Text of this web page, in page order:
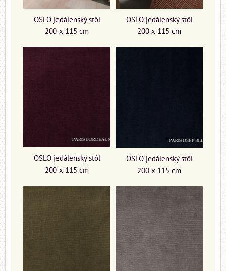
OSLO jedálenský stôl
200 x 115 cm
OSLO jedálenský stôl
200 x 115 cm
OSLO jedálenský stôl
200 x 115 cm
OSLO jedálenský stôl
200 x 115 cm